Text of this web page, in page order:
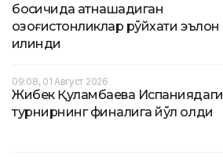
босқичида қатнашадиган
қозоғистонликлар рўйхати эълон
қилинди
09:08, 01 Август 2026
Жибек Қуламбаева Испаниядаги
турнирнинг финалига йўл олди